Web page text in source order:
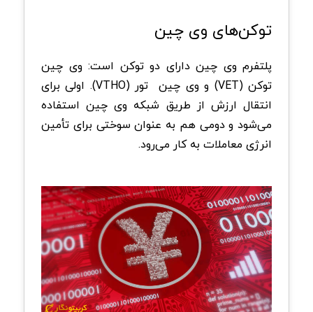
توکن‌های وی چین
پلتفرم وی چین دارای دو توکن است: وی چین
توکن (VET) و وی چین تور (VTHO). اولی برای
انتقال ارزش از طریق شبکه وی چین استفاده
می‌شود و دومی هم به عنوان سوختی برای تأمین
انرژی معاملات به کار می‌رود.